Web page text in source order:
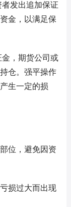
发出追加保证
金，以满足保
，期货公司或
仓。强平操作
生一定的损
位，避免因资
损过大而出现